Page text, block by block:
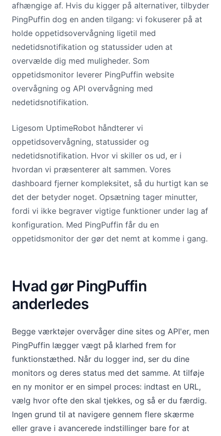
afhængige af. Hvis du kigger på alternativer, tilbyder
PingPuffin dog en anden tilgang: vi fokuserer på at
holde oppetidsovervågning ligetil med
nedetidsnotifikation og statussider uden at
overvælde dig med muligheder. Som
oppetidsmonitor leverer PingPuffin website
overvågning og API overvågning med
nedetidsnotifikation.
Ligesom UptimeRobot håndterer vi
oppetidsovervågning, statussider og
nedetidsnotifikation. Hvor vi skiller os ud, er i
hvordan vi præsenterer alt sammen. Vores
dashboard fjerner kompleksitet, så du hurtigt kan se
det der betyder noget. Opsætning tager minutter,
fordi vi ikke begraver vigtige funktioner under lag af
konfiguration. Med PingPuffin får du en
oppetidsmonitor der gør det nemt at komme i gang.
Hvad gør PingPuffin
anderledes
Begge værktøjer overvåger dine sites og API'er, men
PingPuffin lægger vægt på klarhed frem for
funktionstæthed. Når du logger ind, ser du dine
monitors og deres status med det samme. At tilføje
en ny monitor er en simpel proces: indtast en URL,
vælg hvor ofte den skal tjekkes, og så er du færdig.
Ingen grund til at navigere gennem flere skærme
eller grave i avancerede indstillinger bare for at